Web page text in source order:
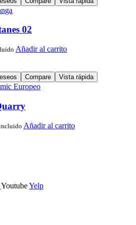
02
Añadir al carrito
Compare Vista rápida
Europeo
Añadir al carrito
YoutubeYelp